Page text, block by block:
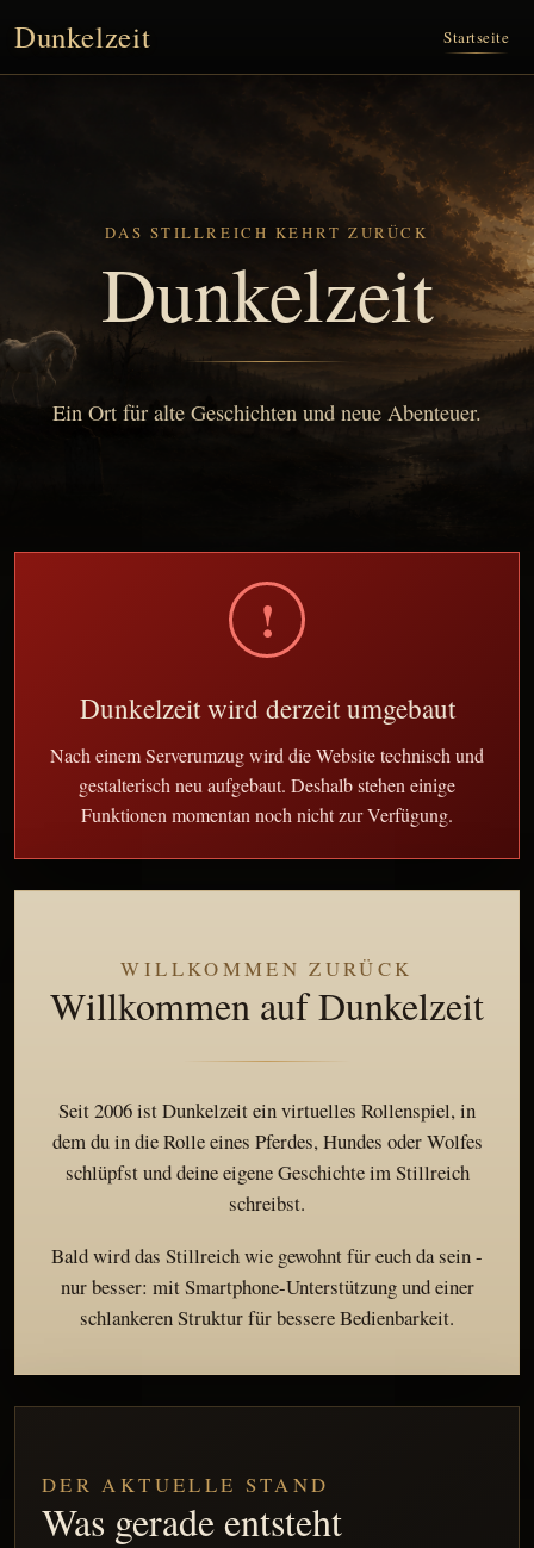
Dunkelzeit Startseite
DAS STILLREICH KEHRT ZURÜCK
Dunkelzeit
Ein Ort für alte Geschichten und neue Abenteuer.
!
Dunkelzeit wird derzeit umgebaut
Nach einem Serverumzug wird die Website technisch und
gestalterisch neu aufgebaut. Deshalb stehen einige
Funktionen momentan noch nicht zur Verfügung.
WILLKOMMEN ZURÜCK
Willkommen auf Dunkelzeit
Seit 2006 ist Dunkelzeit ein virtuelles Rollenspiel, in
dem du in die Rolle eines Pferdes, Hundes oder Wolfes
schlüpfst und deine eigene Geschichte im Stillreich
schreibst.
Bald wird das Stillreich wie gewohnt für euch da sein -
nur besser: mit Smartphone-Unterstützung und einer
schlankeren Struktur für bessere Bedienbarkeit.
DER AKTUELLE STAND
Was gerade entsteht